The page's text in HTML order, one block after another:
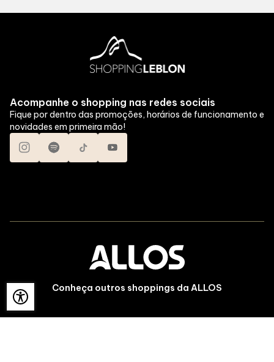
Acompanhe o shopping nas redes sociais
Fique por dentro das promoções, horários de funcionamento e
novidades em primeira mão!
Conheça outros shoppings da ALLOS